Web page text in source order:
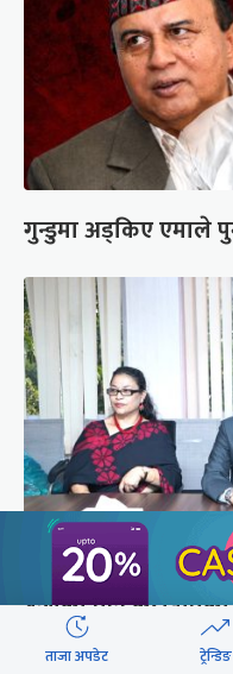
गुन्डुमा अड्किए एमाले
प्रज्ञाका तीन
ताजा अपडेट ट्रेन्डिङ